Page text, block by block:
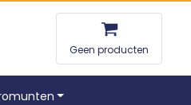
Geen producten